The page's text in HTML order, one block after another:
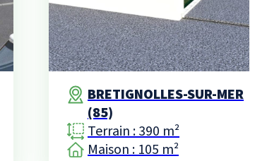
BRETIGNOLLES-SUR-MER
(85)
Terrain : 390 m²
Maison : 105 m²